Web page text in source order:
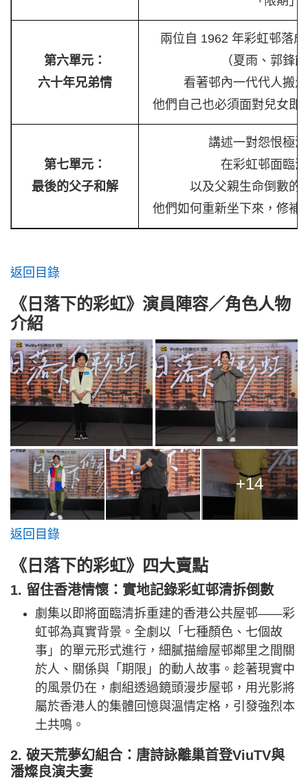
第六單元：
六十年兄弟情
兩位自 1962 年彩虹邨落
（夏雨、郭鋒
看著邨內一代代人搬
他們自己也必須面對兒女即
第七單元：
最後的父子和解
講述一對怨恨極
在彩虹邨面臨
以及父親生命倒數的
他們如何重新坐下來，修補
返回目錄
《日落下的彩虹》演員陣容／角色人物
介紹
+14
返回目錄
《日落下的彩虹》四大賣點
1. 留住香港情懷：實地記錄彩虹邨清拆倒數
劇集以即將面臨清拆重建的香港公共屋邨——彩
虹邨為真實背景。全劇以「七種顏色、七個故
事」的單元形式進行，細膩描繪屋邨鄰里之間關
於人、關係與「期限」的動人故事。趁著現實中
的風景仍在，劇組透過鏡頭漫步屋邨，用光影將
屬於香港人的集體回憶與溫情定格，引發強烈本
土共鳴。
2. 破天荒夢幻組合：唐詩詠離巢首登ViuTV與
潘燦良演夫妻